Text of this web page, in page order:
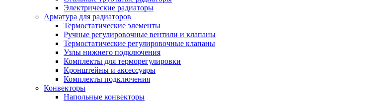
Электрические радиаторы
Арматура для радиаторов
Термостатические элементы
Ручные регулировочные вентили и клапаны
Термостатические регулировочные клапаны
Узлы нижнего подключения
Комплекты для терморегулировки
Кронштейны и аксессуары
Комплекты подключения
Конвекторы
Напольные конвекторы